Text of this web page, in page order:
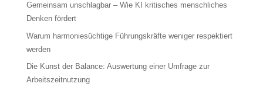
Gemeinsam unschlagbar – Wie KI kritisches menschliches
Denken fördert
Warum harmoniesüchtige Führungskräfte weniger respektiert
werden
Die Kunst der Balance: Auswertung einer Umfrage zur
Arbeitszeitnutzung